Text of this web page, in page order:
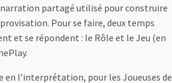
partagé utilisé pour construire
Pour se faire, deux temps
et se répondent : le Rôle et le Jeu (en
en l’interprétation, pour les Joueuses de